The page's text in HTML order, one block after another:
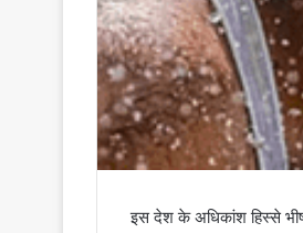
इस देश के अधिकांश हिस्से